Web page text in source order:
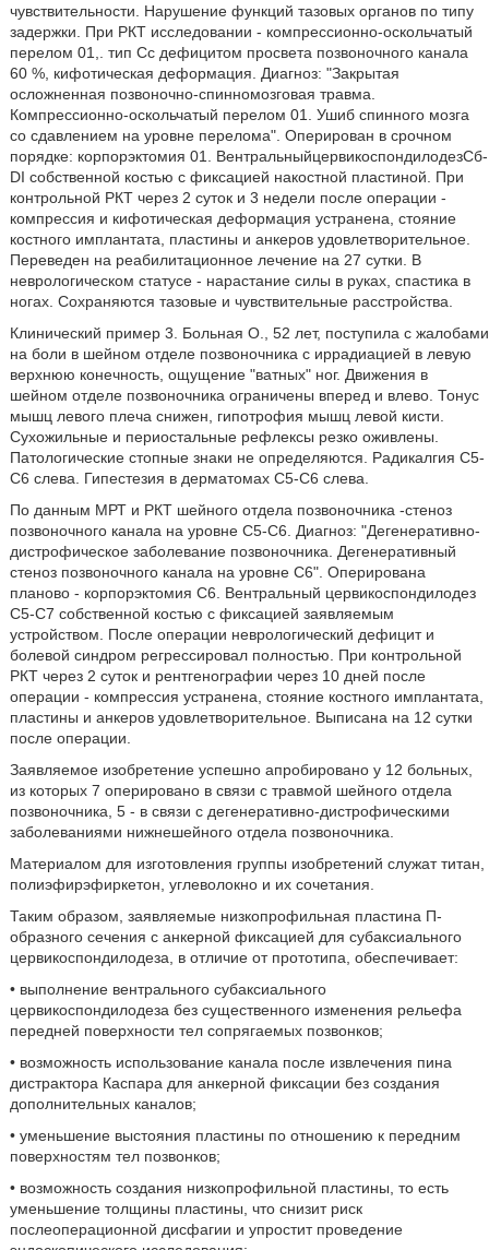
чувствительности. Нарушение функций тазовых органов по типу
задержки. При РКТ исследовании - компрессионно-оскольчатый
перелом 01,. тип Сс дефицитом просвета позвоночного канала
60 %, кифотическая деформация. Диагноз: "Закрытая
осложненная позвоночно-спинномозговая травма.
Компрессионно-оскольчатый перелом 01. Ушиб спинного мозга
со сдавлением на уровне перелома". Оперирован в срочном
порядке: корпорэктомия 01. ВентральныйцервикоспондилодезСб-
DI собственной костью с фиксацией накостной пластиной. При
контрольной РКТ через 2 суток и 3 недели после операции -
компрессия и кифотическая деформация устранена, стояние
костного имплантата, пластины и анкеров удовлетворительное.
Переведен на реабилитационное лечение на 27 сутки. В
неврологическом статусе - нарастание силы в руках, спастика в
ногах. Сохраняются тазовые и чувствительные расстройства.
Клинический пример 3. Больная О., 52 лет, поступила с жалобами
на боли в шейном отделе позвоночника с иррадиацией в левую
верхнюю конечность, ощущение "ватных" ног. Движения в
шейном отделе позвоночника ограничены вперед и влево. Тонус
мышц левого плеча снижен, гипотрофия мышц левой кисти.
Сухожильные и периостальные рефлексы резко оживлены.
Патологические стопные знаки не определяются. Радикалгия С5-
С6 слева. Гипестезия в дерматомах С5-С6 слева.
По данным МРТ и РКТ шейного отдела позвоночника -стеноз
позвоночного канала на уровне С5-С6. Диагноз: "Дегенеративно-
дистрофическое заболевание позвоночника. Дегенеративный
стеноз позвоночного канала на уровне С6". Оперирована
планово - корпорэктомия С6. Вентральный цервикоспондилодез
С5-С7 собственной костью с фиксацией заявляемым
устройством. После операции неврологический дефицит и
болевой синдром регрессировал полностью. При контрольной
РКТ через 2 суток и рентгенографии через 10 дней после
операции - компрессия устранена, стояние костного имплантата,
пластины и анкеров удовлетворительное. Выписана на 12 сутки
после операции.
Заявляемое изобретение успешно апробировано у 12 больных,
из которых 7 оперировано в связи с травмой шейного отдела
позвоночника, 5 - в связи с дегенеративно-дистрофическими
заболеваниями нижнешейного отдела позвоночника.
Материалом для изготовления группы изобретений служат титан,
полиэфирэфиркетон, углеволокно и их сочетания.
Таким образом, заявляемые низкопрофильная пластина П-
образного сечения с анкерной фиксацией для субаксиального
цервикоспондилодеза, в отличие от прототипа, обеспечивает:
• выполнение вентрального субаксиального
цервикоспондилодеза без существенного изменения рельефа
передней поверхности тел сопрягаемых позвонков;
• возможность использование канала после извлечения пина
дистрактора Каспара для анкерной фиксации без создания
дополнительных каналов;
• уменьшение выстояния пластины по отношению к передним
поверхностям тел позвонков;
• возможность создания низкопрофильной пластины, то есть
уменьшение толщины пластины, что снизит риск
послеоперационной дисфагии и упростит проведение